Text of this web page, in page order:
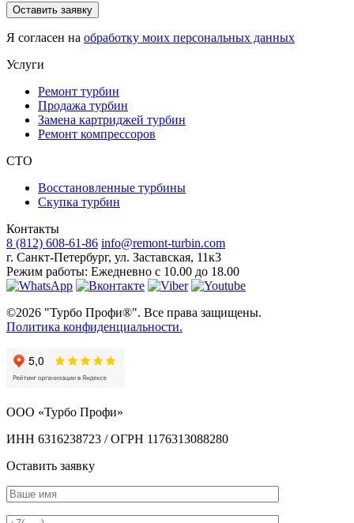
Я согласен на обработку моих персональных данных
Услуги
Ремонт турбин
Продажа турбин
Замена картриджей турбин
Ремонт компрессоров
СТО
Восстановленные турбины
Скупка турбин
Контакты
8 (812) 608-61-86 info@remont-turbin.com
г. Санкт-Петербург, ул. Заставская, 11к3
Режим работы: Ежедневно с 10.00 до 18.00
©2026 "Турбо Профи®". Все права защищены.
Политика конфиденциальности.
ООО «Турбо Профи»
ИНН 6316238723 / ОГРН 1176313088280
Оставить заявку